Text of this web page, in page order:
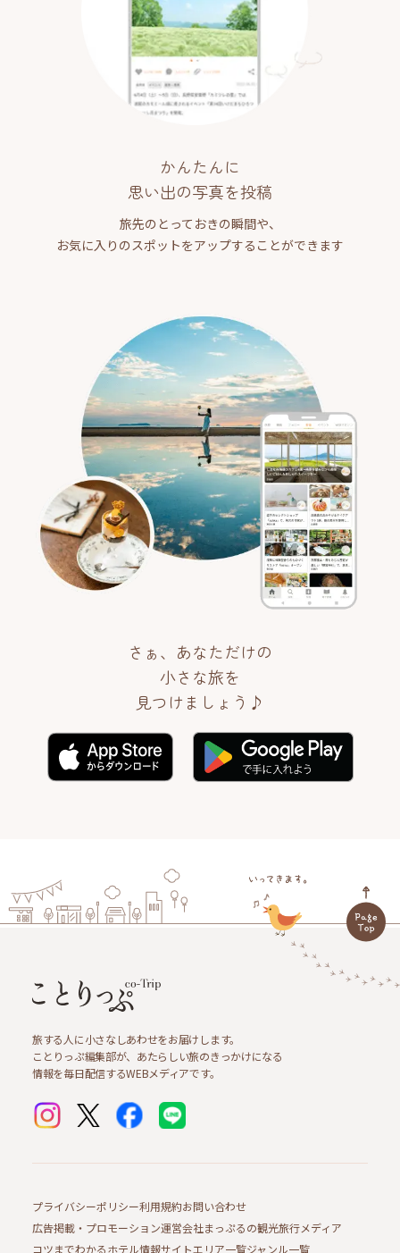
かんたんに
思い出の写真を投稿
旅先のとっておきの瞬間や、
お気に入りのスポットをアップすることができます
さぁ、あなただけの
小さな旅を
見つけましょう♪
旅する人に小さなしあわせをお届けします。
ことりっぷ編集部が、あたらしい旅のきっかけになる
情報を毎日配信するWEBメディアです。
プライバシーポリシー利用規約お問い合わせ
広告掲載・プロモーション運営会社まっぷるの観光旅行メディア
コツまでわかるホテル情報サイトエリア一覧ジャンル一覧